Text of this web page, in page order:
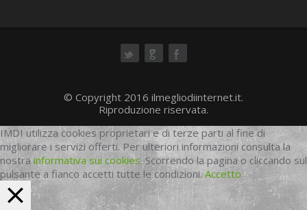
© Copyright 2016 ilmegliodiinternet.it.
Riproduzione riservata.
IMDI utilizza cookies proprietari e di terze parti al fine di
migliorare i servizi offerti. Per ulteriori informazioni consulta la
nostrainformativa sui cookies. Scorrendo la pagina o cliccando sul
pulsante a fianco accetti tutte le condizioni.Accetto